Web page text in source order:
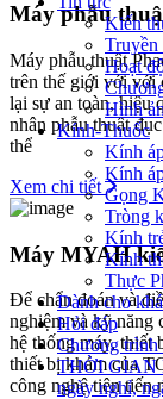
Kiến
Truyền
Hoạt
Hình
Kính-Thuốc
Kính
Kính
Gọng
Tròng
Kính
Kính
Thực
Dành cho
Hỏi đáp
Chương trình
THỜI GIAN
ngày nghỉ,
Máy phẫu
Máy phẫu thuật
trên thế giới với với
lại sự an toàn, hiệu
nhân phẫu thuật
thể
Xem chi tiết
Máy MYAH
Để chẩn đoán và
nghiệm và kỹ năng
hệ thống máy, thiết
thiết bị khám của
công nghệ tiên tiến